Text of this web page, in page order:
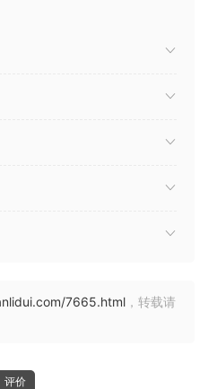
7665.html ，转载请
评价